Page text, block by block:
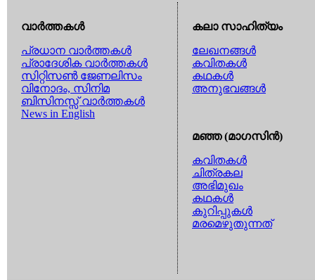
വാര്‍ത്തകള്‍
പ്രധാന വാര്‍ത്തകള്‍
പ്രാദേശിക വാര്‍ത്തകള്‍
സിറ്റിസണ്‍ ജേണലിസം
വിനോദം, സിനിമ
ബിസിനസ്സ് വാര്‍ത്തകള്‍
News in English
കലാ സാഹിത്യം
ലേഖനങ്ങള്‍
കവിതകള്‍
കഥകള്‍
അനുഭവങ്ങള്‍
മഞ്ഞ (മാഗസിന്‍)
കവിതകള്‍
ചിത്രകല
അഭിമുഖം
കഥകള്‍
കുറിപ്പുകള്‍
മരമെഴുതുന്നത്